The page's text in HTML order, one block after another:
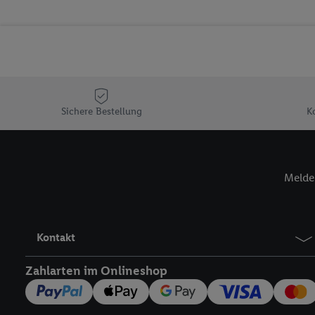
Sichere Bestellung
Kontakt
Zahlarten im Onlineshop
Sofern Sie hier Ihre
Plus-Konto einloggen,
zu erstellen (die
können, um Sie in
Hierzu wird von uns
Zudem erlauben Sie
den Lidl-Diensten
Wenn das der Fall ist,
Kundenkonto-
Insbesondere können
werden, damit wir
widerrufen - jederzeit
Telekommunikations-